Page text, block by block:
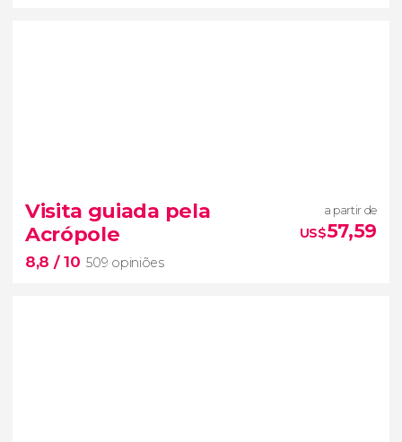
1.198 opiniões
ônibus turístico ao Cabo Sunião
um dos lugares mais importantes para a mitologia
grega
Visita guiada pela
Acrópole
8,8 / 10 509 opiniões
a partir de
US$57,59